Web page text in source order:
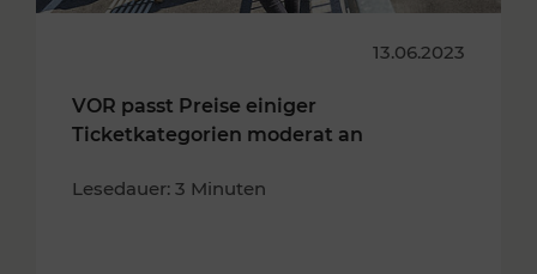
13.06.2023
VOR passt Preise einiger
Ticketkategorien moderat an
Lesedauer: 3 Minuten